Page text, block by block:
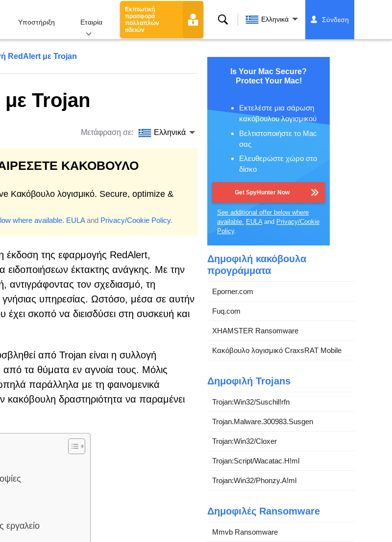
Υποστήριξη Εταιρία
Εκπτωτική
προσφορά
πολλαπλών
αδειών
Αναζήτηση Ελληνικά Σύνδεση
RedAlert με Trojan
Trojan
Μετάφραση σε: Ελληνικά
ΚΑΚΌΒΟΥΛΟ
Κακόβουλο λογισμικό. Secure, optimize &
where available. EULAand Privacy/Cookie Policy.
έκδοση της εφαρμογής RedAlert,
ειδοποιήσεων έκτακτης ανάγκης. Με την
αντιγράφοντας τον σχεδιασμό, τη
γνήσιας υπηρεσίας. Ωστόσο, μέσα σε αυτήν
σκοπό να διεισδύσει στη συσκευή και
από Trojan είναι η συλλογή
τα θύματα εν αγνοία τους. Μόλις
παράλληλα με τη φαινομενικά
κακόβουλη δραστηριότητα να παραμένει
εργαλείο
Is Your Mac Secure?
Protect Your Mac!
Εκτελέστε μια σάρωση
κακόβουλου λογισμικού
Βελτιστοποιήστε το Mac
σας
Ελευθερώστε χώρο στο
δίσκο
Get SpyHunter Now
See additional offer below where
available. EULAand Privacy/Cookie
Policy.
Δημοφιλή κακόβουλα
προγράμματα
Eporner.com
Fuq.com
XHAMSTER Ransomware
Κακόβουλο λογισμικό CraxsRAT Mobile
Δημοφιλή Trojans
Trojan:Win32/Suschil!rfn
Trojan.Malware.300983.Susgen
Trojan:Win32/Cloxer
Trojan:Script/Wacatac.H!ml
Trojan:Win32/Phonzy.A!ml
Δημοφιλές Ransomware
Mmvb Ransomware